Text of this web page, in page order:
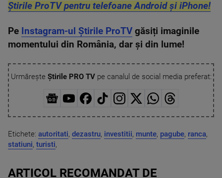
Știrile ProTV pentru telefoane Android și iPhone!
Pe Instagram-ul Știrile ProTV găsiți imaginile
momentului din România, dar și din lume!
Urmărește Știrile PRO TVpe canalul de social media preferat:
Etichete: autoritati, dezastru, investitii, munte, pagube, ranca,
statiuni, turisti,
ARTICOL RECOMANDAT DE